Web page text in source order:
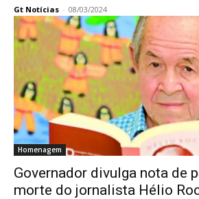
Gt Notícias - 08/03/2024
Homenagem
Governador divulga nota de
morte do jornalista Hélio